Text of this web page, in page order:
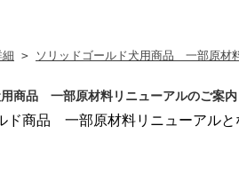
> ソリッドゴールド犬用商品 一部原材
用商品 一部原材料リニューアルのご案内
ド商品 一部原材料リニューアルと